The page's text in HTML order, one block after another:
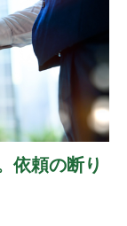
依頼の断り